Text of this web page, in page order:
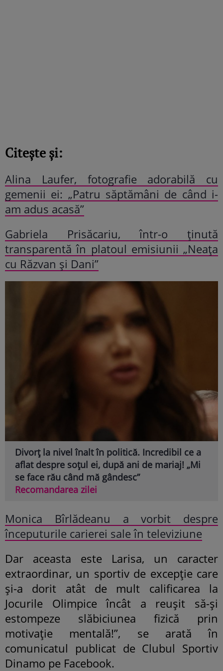
Citește și:
Alina Laufer, fotografie adorabilă cu
gemenii ei: „Patru săptămâni de când i-
am adus acasă”
Gabriela Prisăcariu, într-o ținută
transparentă în platoul emisiunii „Neața
cu Răzvan și Dani”
Divorț la nivel înalt în politică. Incredibil ce a
aflat despre soțul ei, după ani de mariaj! „Mi
se face rău când mă gândesc”
Recomandarea zilei
Monica Bîrlădeanu a vorbit despre
începuturile carierei sale în televiziune
Dar aceasta este Larisa, un caracter
extraordinar, un sportiv de excepție care
și-a dorit atât de mult calificarea la
Jocurile Olimpice încât a reușit să-și
estompeze slăbiciunea fizică prin
motivație mentală!”, se arată în
comunicatul publicat de Clubul Sportiv
Dinamo pe Facebook.